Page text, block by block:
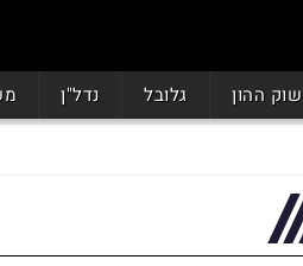
שוק ההון גלובל נדל"ן